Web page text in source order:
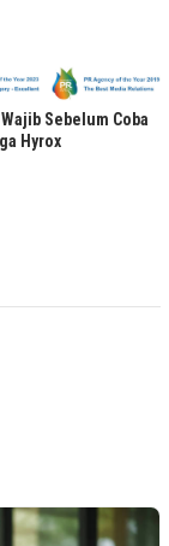
Sebelum Coba
Hyrox